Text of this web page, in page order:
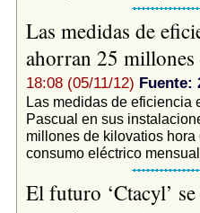
Las medidas de
ahorran 25
18:08 (05/11/12) Fuente:
Las medidas de eficiencia
Pascual en sus
millones de kilovatios
consumo eléctrico
El futuro ‘Ctacyl’